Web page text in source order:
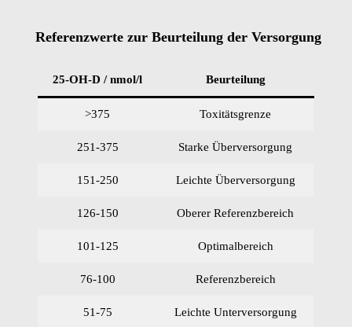
Referenzwerte zur Beurteilung der Versorgung
25-OH-D / nmol/l Beurteilung
>375 Toxitätsgrenze
251-375 Starke Überversorgung
151-250 Leichte Überversorgung
126-150 Oberer Referenzbereich
101-125 Optimalbereich
76-100 Referenzbereich
51-75 Leichte Unterversorgung